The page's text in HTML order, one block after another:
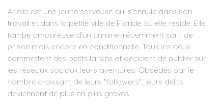
Arielle est une jeune serveuse qui s'ennuie dans son
travail et dans la petite ville de Floride où elle réside. Elle
tombe amoureuse d'un criminel récemment sorti de
prison mais encore en conditionnelle. Tous les deux
commettent des petits larsins et décident de publier sur
les réseaux sociaux leurs aventures. Obsédés par le
nombre croissant de leurs "followers", leurs délits
deviennent de plus en plus graves.